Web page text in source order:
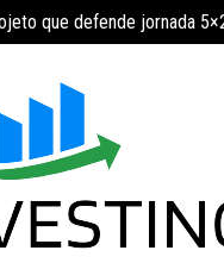
que defende jornada